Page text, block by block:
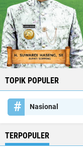
TOPIK POPULER
Nasional
TERPOPULER